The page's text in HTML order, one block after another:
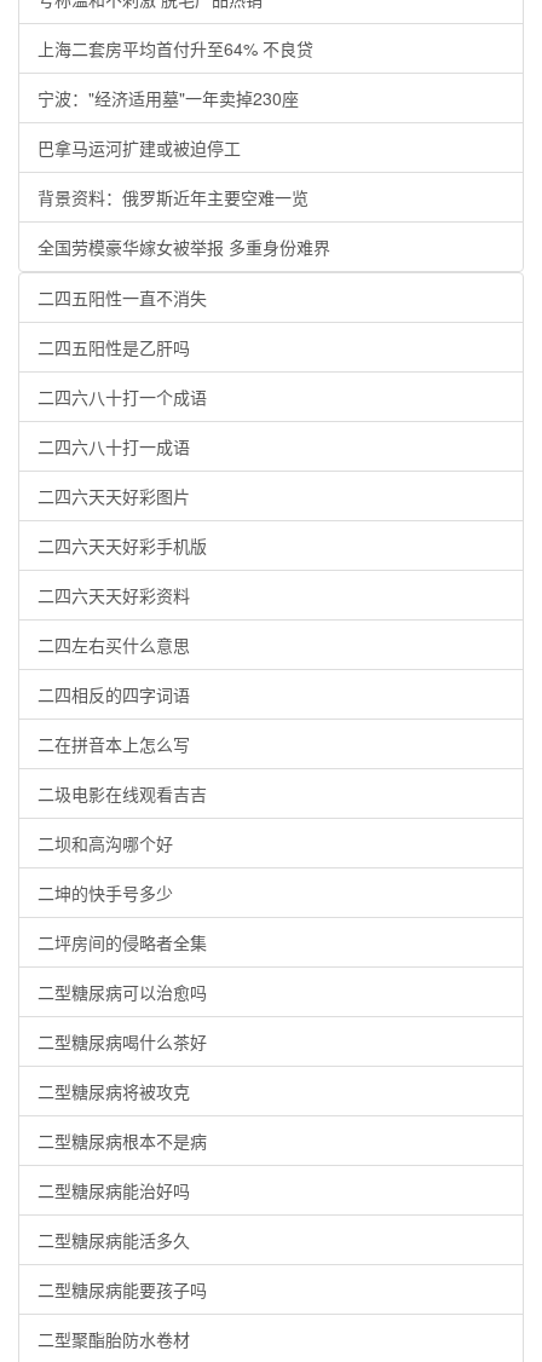
上海二套房平均首付升至64% 不良贷
宁波："经济适用墓"一年卖掉230座
巴拿马运河扩建或被迫停工
背景资料：俄罗斯近年主要空难一览
全国劳模豪华嫁女被举报 多重身份难界
二四五阳性一直不消失
二四五阳性是乙肝吗
二四六八十打一个成语
二四六八十打一成语
二四六天天好彩图片
二四六天天好彩手机版
二四六天天好彩资料
二四左右买什么意思
二四相反的四字词语
二在拼音本上怎么写
二圾电影在线观看吉吉
二坝和高沟哪个好
二坤的快手号多少
二坪房间的侵略者全集
二型糖尿病可以治愈吗
二型糖尿病喝什么茶好
二型糖尿病将被攻克
二型糖尿病根本不是病
二型糖尿病能治好吗
二型糖尿病能活多久
二型糖尿病能要孩子吗
二型聚酯胎防水卷材